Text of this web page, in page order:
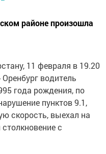
районе произошла
11 февраля в 19.20
водитель
года рождения, по
пунктов 9.1,
скорость, выехал на
с